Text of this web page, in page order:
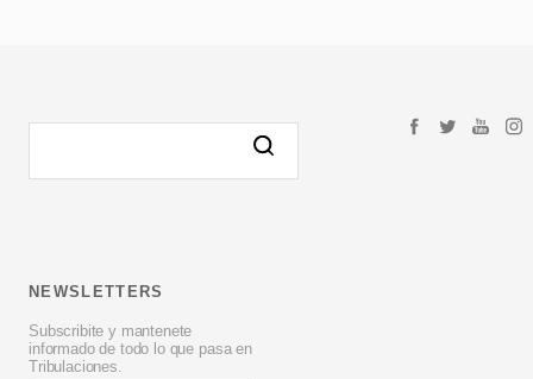
NEWSLETTERS
Subscribite y mantenete
informado de todo lo que pasa en
Tribulaciones.